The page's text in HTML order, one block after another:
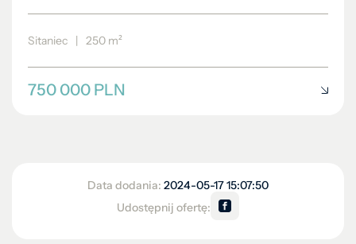
Sitaniec | 250 m²
750 000 PLN
Data dodania: 2024-05-17 15:07:50
Udostępnij ofertę: